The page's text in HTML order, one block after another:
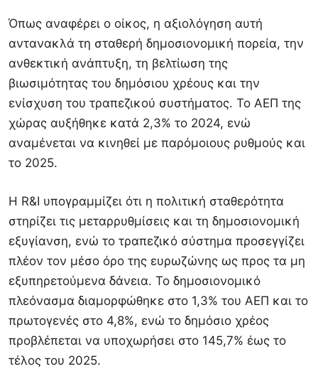
Όπως αναφέρει ο οίκος, η αξιολόγηση αυτή
αντανακλά τη σταθερή δημοσιονομική πορεία, την
ανθεκτική ανάπτυξη, τη βελτίωση της
βιωσιμότητας του δημόσιου χρέους και την
ενίσχυση του τραπεζικού συστήματος. Το ΑΕΠ της
χώρας αυξήθηκε κατά 2,3% το 2024, ενώ
αναμένεται να κινηθεί με παρόμοιους ρυθμούς και
το 2025.
Η R&I υπογραμμίζει ότι η πολιτική σταθερότητα
στηρίζει τις μεταρρυθμίσεις και τη δημοσιονομική
εξυγίανση, ενώ το τραπεζικό σύστημα προσεγγίζει
πλέον τον μέσο όρο της ευρωζώνης ως προς τα μη
εξυπηρετούμενα δάνεια. Το δημοσιονομικό
πλεόνασμα διαμορφώθηκε στο 1,3% του ΑΕΠ και το
πρωτογενές στο 4,8%, ενώ το δημόσιο χρέος
προβλέπεται να υποχωρήσει στο 145,7% έως το
τέλος του 2025.